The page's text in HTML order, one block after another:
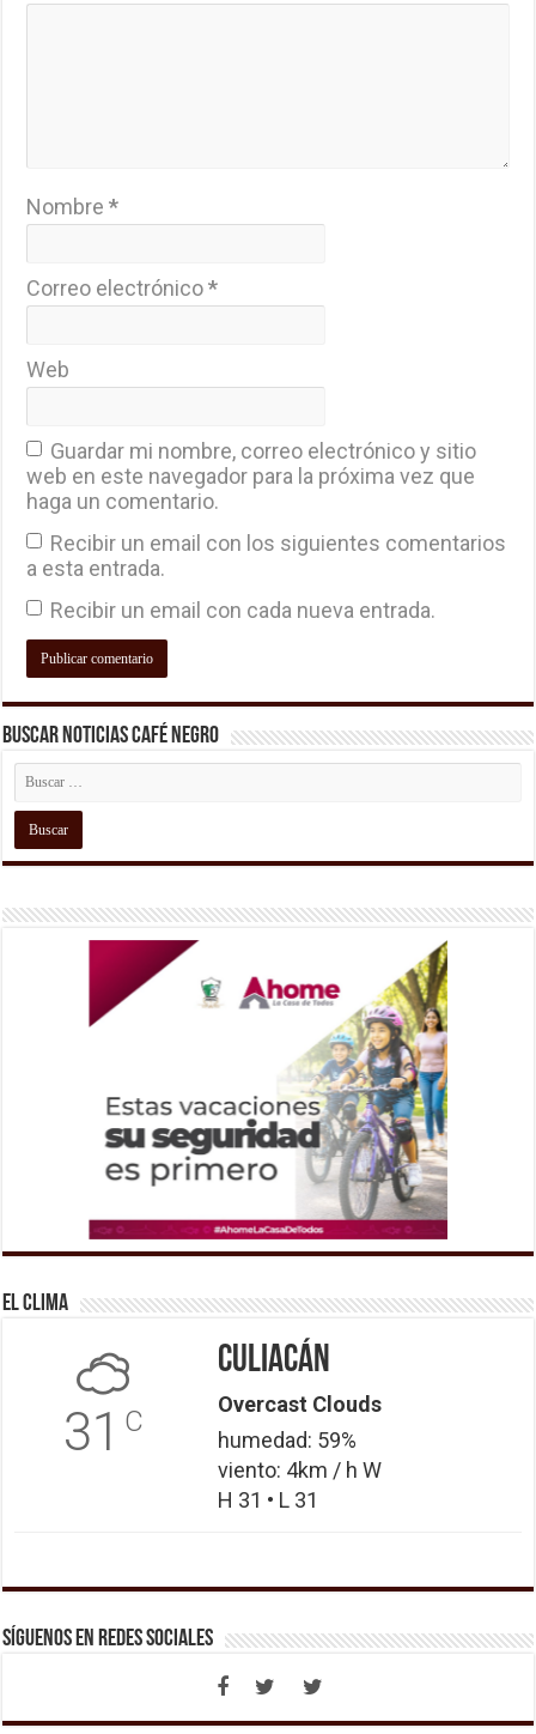
Nombre*
Correo electrónico*
Web
Guardar mi nombre, correo electrónico y sitio
web en este navegador para la próxima vez que
haga un comentario.
Recibir un email con los siguientes comentarios
a esta entrada.
Recibir un email con cada nueva entrada.
Buscar Noticias Café Negro
El Clima
31 C
Culiacán
Overcast Clouds
humedad: 59%
viento: 4km / h W
H 31 • L 31
Síguenos en Redes Sociales